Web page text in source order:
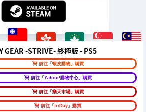
GEAR -STRIVE- 終極版 - PS5
前往「蝦皮購物」購買
前往「Yahoo!購物中心」購買
前往「樂天市場」購買
前往「friDay」購買